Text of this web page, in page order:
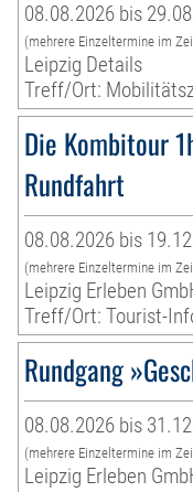
08.08.2026 bis
(mehrere Einzeltermine im
Leipzig Details
Treff/Ort:
Die Kombitour
Rundfahrt
08.08.2026 bis
(mehrere Einzeltermine im
Leipzig Erleben
Treff/Ort: Tourist-
Rundgang
08.08.2026 bis
(mehrere Einzeltermine im
Leipzig Erleben